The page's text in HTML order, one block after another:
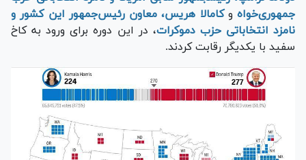
جمهوری‌‎خواه
وکامالا هریس، معاون رئیس‌جمهور این کشور و
نامزد انتخاباتی حزب دموکرات، در این دوره برای ورود به کاخ
سفید با یکدیگر رقابت کردند.